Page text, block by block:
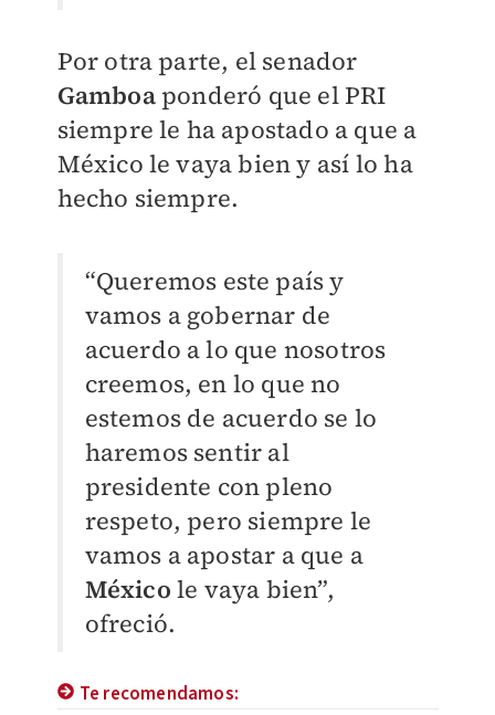
Por otra parte, el senador
Gamboa ponderó que el PRI
siempre le ha apostado a que a
México le vaya bien y así lo ha
hecho siempre.
“Queremos este país y
vamos a gobernar de
acuerdo a lo que nosotros
creemos, en lo que no
estemos de acuerdo se lo
haremos sentir al
presidente con pleno
respeto, pero siempre le
vamos a apostar a que a
México le vaya bien”,
ofreció.
Te recomendamos: